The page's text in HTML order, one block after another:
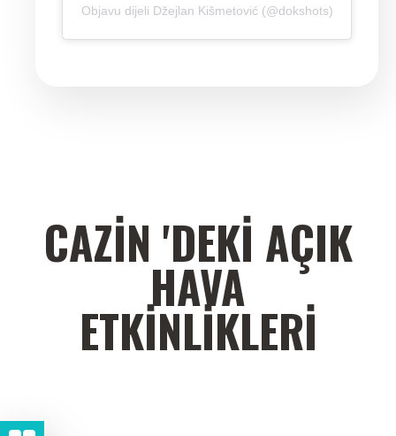
Objavu dijeli Džejlan Kišmetović (@dokshots)
CAZIN 'DEKI AÇIK
HAVA
ETKINLIKLERI